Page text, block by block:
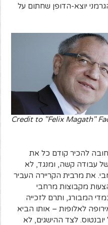
יוצא-הדופן שחתום על
Credit to "Felix Magath"
להכיר קודם כל את
עבודה קשה, ומנגד, לא
את מרבית הקריירה העביר
מקבוצות מרחבי
המבורג, ותרם לזכייה
אירופה לאלופות – אותו הביא
עם כיבוש בניצחון 1:0 על יובנטוס. לצד ההישגים, לא